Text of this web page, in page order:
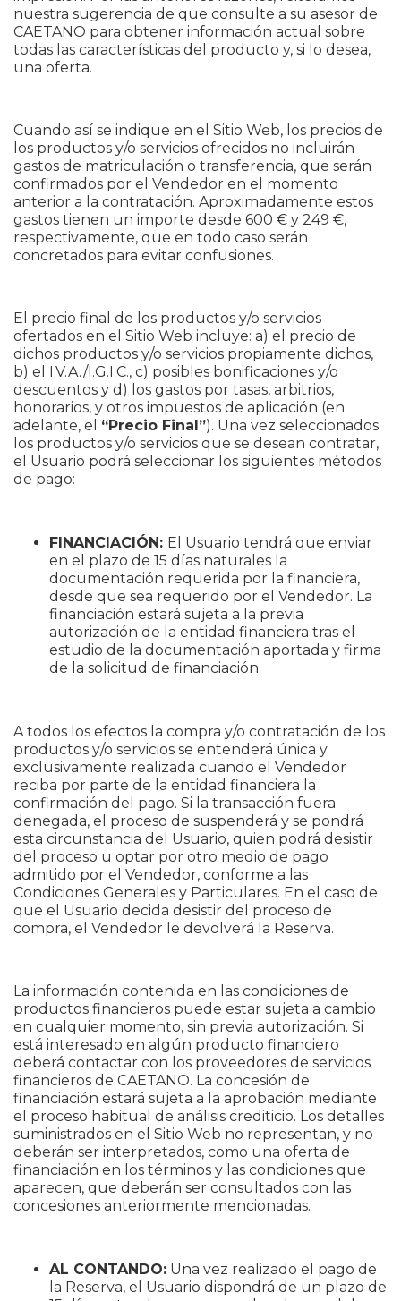
nuestra sugerencia de que consulte a su asesor de
CAETANO para obtener información actual sobre
todas las características del producto y, si lo desea,
una oferta.
Cuando así se indique en el Sitio Web, los precios de
los productos y/o servicios ofrecidos no incluirán
gastos de matriculación o transferencia, que serán
confirmados por el Vendedor en el momento
anterior a la contratación. Aproximadamente estos
gastos tienen un importe desde 600 € y 249 €,
respectivamente, que en todo caso serán
concretados para evitar confusiones.
El precio final de los productos y/o servicios
ofertados en el Sitio Web incluye: a) el precio de
dichos productos y/o servicios propiamente dichos,
b) el I.V.A./I.G.I.C., c) posibles bonificaciones y/o
descuentos y d) los gastos por tasas, arbitrios,
honorarios, y otros impuestos de aplicación (en
adelante, el “Precio Final”). Una vez seleccionados
los productos y/o servicios que se desean contratar,
el Usuario podrá seleccionar los siguientes métodos
de pago:
FINANCIACIÓN: El Usuario tendrá que enviar
en el plazo de 15 días naturales la
documentación requerida por la financiera,
desde que sea requerido por el Vendedor. La
financiación estará sujeta a la previa
autorización de la entidad financiera tras el
estudio de la documentación aportada y firma
de la solicitud de financiación.
A todos los efectos la compra y/o contratación de los
productos y/o servicios se entenderá única y
exclusivamente realizada cuando el Vendedor
reciba por parte de la entidad financiera la
confirmación del pago. Si la transacción fuera
denegada, el proceso de suspenderá y se pondrá
esta circunstancia del Usuario, quien podrá desistir
del proceso u optar por otro medio de pago
admitido por el Vendedor, conforme a las
Condiciones Generales y Particulares. En el caso de
que el Usuario decida desistir del proceso de
compra, el Vendedor le devolverá la Reserva.
La información contenida en las condiciones de
productos financieros puede estar sujeta a cambio
en cualquier momento, sin previa autorización. Si
está interesado en algún producto financiero
deberá contactar con los proveedores de servicios
financieros de CAETANO. La concesión de
financiación estará sujeta a la aprobación mediante
el proceso habitual de análisis crediticio. Los detalles
suministrados en el Sitio Web no representan, y no
deberán ser interpretados, como una oferta de
financiación en los términos y las condiciones que
aparecen, que deberán ser consultados con las
concesiones anteriormente mencionadas.
AL CONTANDO: Una vez realizado el pago de
la Reserva, el Usuario dispondrá de un plazo de